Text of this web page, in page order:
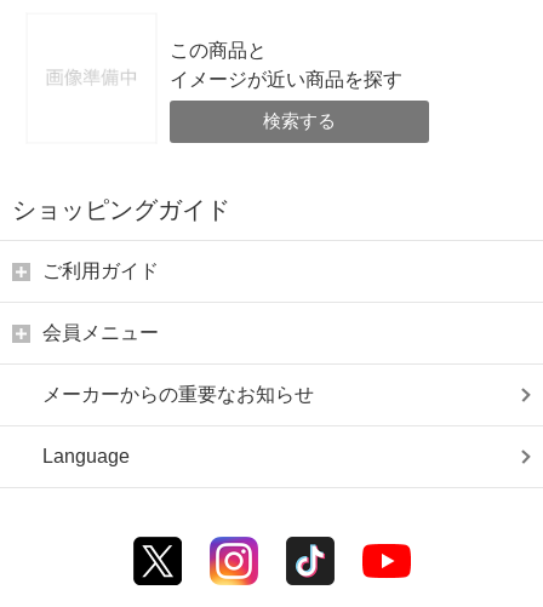
この商品と
イメージが近い商品を探す
検索する
ショッピングガイド
ご利用ガイド
会員メニュー
メーカーからの重要なお知らせ
Language